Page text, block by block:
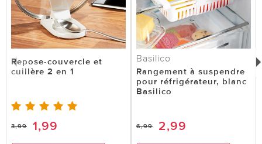
Repose-couvercle et
cuillère 2 en 1
3,99 1,99
Basilico
Rangement à suspendre
pour réfrigérateur, blanc
Basilico
6,99 2,99